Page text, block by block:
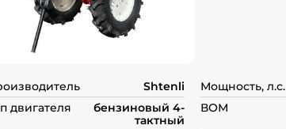
Shtenli Мощность, л.с.
двигателя
бензиновый 4-
тактный
ВОМ